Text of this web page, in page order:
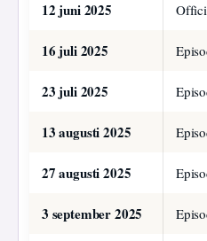
12 juni 2025
16 juli 2025
23 juli 2025
13 augusti 2025
27 augusti 2025
3 september 2025